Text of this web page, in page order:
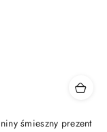
śmieszny prezent